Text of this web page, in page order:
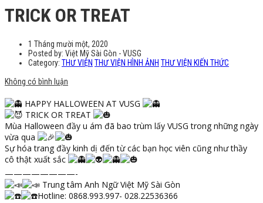
TRICK OR TREAT
1 Tháng mười một, 2020
Posted by: Việt Mỹ Sài Gòn - VUSG
Category: THƯ VIỆN THƯ VIỆN HÌNH ẢNH THƯ VIỆN KIẾN THỨC
Không có bình luận
HAPPY HALLOWEEN AT VUSG
TRICK OR TREAT
Mùa Halloween đầy u ám đã bao trùm lấy VUSG trong những ngày
vừa qua
Sự hóa trang đầy kinh dị đến từ các bạn học viên cũng như thầy
cô thật xuất sắc
————————-
Trung tâm Anh Ngữ Việt Mỹ Sài Gòn
Hotline: 0868.993.997- 028.22536366